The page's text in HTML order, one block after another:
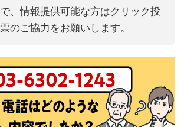
で、情報提供可能な方はクリック投
票のご協力をお願いします。